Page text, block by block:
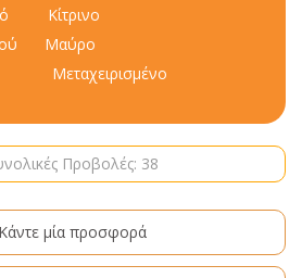
Κίτρινο
Μαύρο
Μεταχειρισμένο
Προβολές: 38
Κάντε μία προσφορά